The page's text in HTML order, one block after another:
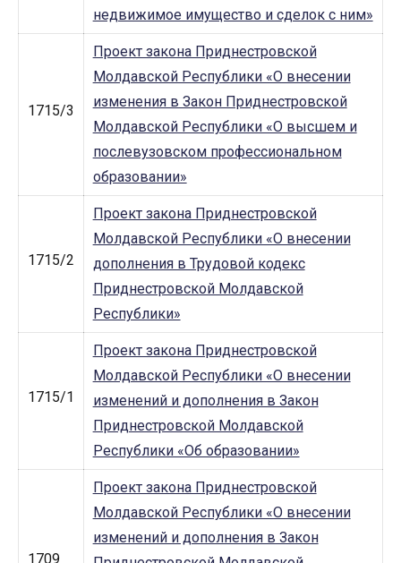
недвижимое имущество и сделок с ним»
1715/3
Проект закона Приднестровской
Молдавской Республики «О внесении
изменения в Закон Приднестровской
Молдавской Республики «О высшем и
послевузовском профессиональном
образовании»
1715/2
Проект закона Приднестровской
Молдавской Республики «О внесении
дополнения в Трудовой кодекс
Приднестровской Молдавской
Республики»
1715/1
Проект закона Приднестровской
Молдавской Республики «О внесении
изменений и дополнения в Закон
Приднестровской Молдавской
Республики «Об образовании»
1709
Проект закона Приднестровской
Молдавской Республики «О внесении
изменений и дополнения в Закон